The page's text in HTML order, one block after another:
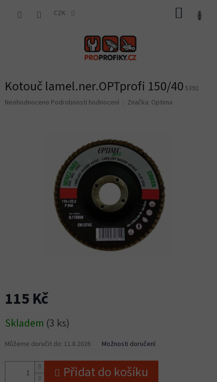
CZK
Kotouč lamel.ner.OPTprofi 150/40 5392
Průměrné
Neohodnoceno Podrobnosti hodnocení Značka: Optima
115 Kč
cena:
Skladem (3 ks)
Můžeme doručit do: 11.8.2026 Možnosti doručení
Přidat do košíku